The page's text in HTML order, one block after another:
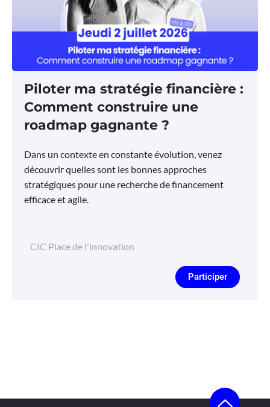
Piloter ma stratégie financière :
Comment construire une
roadmap gagnante ?
Dans un contexte en constante évolution, venez
découvrir quelles sont les bonnes approches
stratégiques pour une recherche de financement
efficace et agile.
CIC Place de l'innovation
Participer